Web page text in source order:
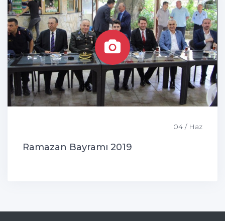
04 / Haz
Ramazan Bayramı 2019